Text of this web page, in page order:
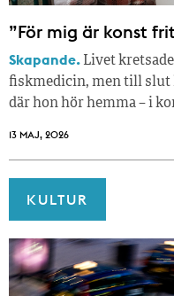
”För mig är konst
Skapande. Livet
fiskmedicin, men till slut
där hon hör hemma – i
13 MAJ, 2026
KULTUR